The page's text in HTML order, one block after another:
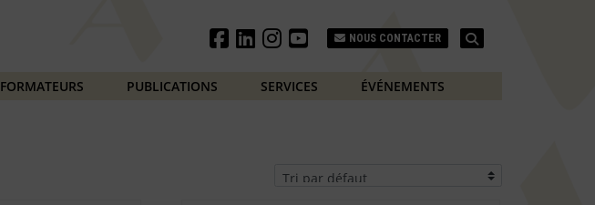
NOUS CONTACTER
FORMATEURS PUBLICATIONS SERVICES
ÉVÉNEMENTS